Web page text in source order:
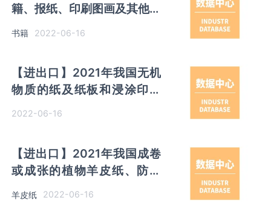
籍、报纸、印刷图画及其他印
刷品，手稿、打字稿及设计图
纸进出口情况统计
书籍 2022-06-16
【进出口】2021年我国无机
物质的纸及纸板和浸涂印花
纸、纸板、纤维纸进出口情况
2022-06-16
【进出口】2021年我国成卷
或成张的植物羊皮纸、防油
纸进出口情况统计
羊皮纸 2022-06-16